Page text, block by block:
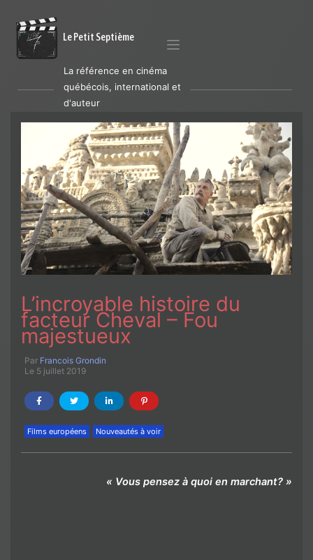
Le Petit Septième
La référence en cinéma
québécois, international et
d'auteur
L’incroyable histoire du
facteur Cheval – Fou
majestueux
Par Francois Grondin
Le 5 juillet 2019
Films européens Nouveautés à voir
« Vous pensez à quoi en marchant? »